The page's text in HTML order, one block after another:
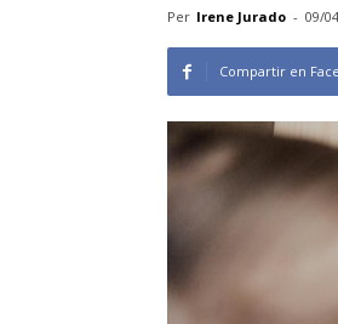
Per Irene Jurado - 09/
Compartir en